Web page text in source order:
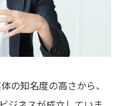
の知名度の高さから、